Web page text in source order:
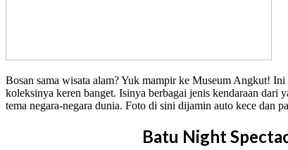
Bosan sama wisata alam? Yuk mampir ke Museum Angkut!
koleksinya keren banget. Isinya berbagai jenis kendaraan dari
tema negara-negara dunia. Foto di sini dijamin auto kece dan
Batu Night